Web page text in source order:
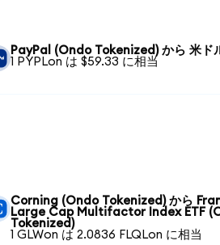
PayPal (Ondo Tokenized) から 米ド
1 PYPLon は $59.33 に相当
Corning (Ondo Tokenized) から
Large Cap Multifactor Index ETF
Tokenized)
1 GLWon は 2.0836 FLQLon に相当